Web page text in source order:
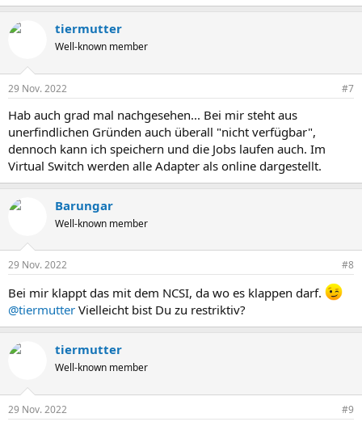
e
k
e
:
tiermutter
Well-known member
29 Nov. 2022 #7
Hab auch grad mal nachgesehen... Bei mir steht aus
unerfindlichen Gründen auch überall "nicht verfügbar",
dennoch kann ich speichern und die Jobs laufen auch. Im
Virtual Switch werden alle Adapter als online dargestellt.
Barungar
Well-known member
29 Nov. 2022 #8
Bei mir klappt das mit dem NCSI, da wo es klappen darf.
@tiermutter Vielleicht bist Du zu restriktiv?
tiermutter
Well-known member
29 Nov. 2022 #9